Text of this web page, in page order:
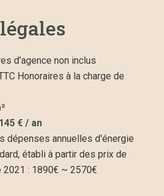
d'agence non inclus
Honoraires à la charge de
€ / an
dépenses annuelles d'énergie
établi à partir des prix de
2021 : 1890€ ~ 2570€